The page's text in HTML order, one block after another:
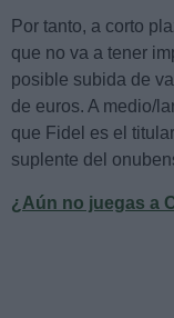
Por tanto, a corto
que no va a tener
posible subida de
de euros. A medio/
que Fidel es el
suplente del
¿Aún no juegas a